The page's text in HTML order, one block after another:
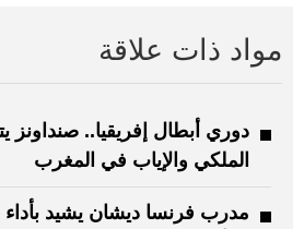
مواد ذات علاقة
دوري أبطال إفريقيا..
الملكي والإياب في المغرب
مدرب فرنسا ديشان يشيد